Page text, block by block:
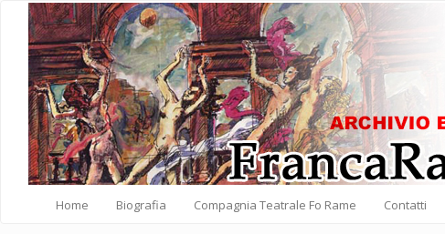
Salta al contenuto principale
Home Biografia Compagnia Teatrale Fo Rame Contatti